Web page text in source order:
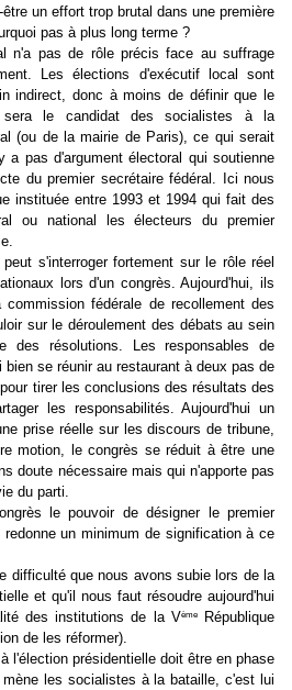
un effort trop brutal dans une première
pas à plus long terme ?
n'a pas de rôle précis face au suffrage
Les élections d'exécutif local sont
indirect, donc à moins de définir que le
sera le candidat des socialistes à la
(ou de la mairie de Paris), ce qui serait
a pas d'argument électoral qui soutienne
du premier secrétaire fédéral. Ici nous
instituée entre 1993 et 1994 qui fait des
ou national les électeurs du premier
s'interroger fortement sur le rôle réel
lors d'un congrès. Aujourd'hui, ils
fédérale de recollement des
sur le déroulement des débats au sein
des résolutions. Les responsables de
se réunir au restaurant à deux pas de
tirer les conclusions des résultats des
les responsabilités. Aujourd'hui un
prise réelle sur les discours de tribune,
motion, le congrès se réduit à être une
doute nécessaire mais qui n'apporte pas
du parti.
le pouvoir de désigner le premier
un minimum de signification à ce
difficulté que nous avons subie lors de la
et qu'il nous faut résoudre aujourd'hui
des institutions de la VèmeRépublique
de les réformer).
l'élection présidentielle doit être en phase
les socialistes à la bataille, c'est lui